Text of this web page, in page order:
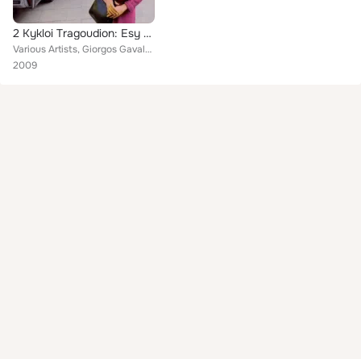
2 Kykloi Tragoudion: Esy Ki An Gineis Ypourgos Ego Tha S' Agapao / Ta Podosfairika
Various Artists, Giorgos Gavalas, Haralambos Garganourakis, Petros Vagiopoulos, Giannis Koutras, Anthi Koufoudaki, Stratos Strat...
2009